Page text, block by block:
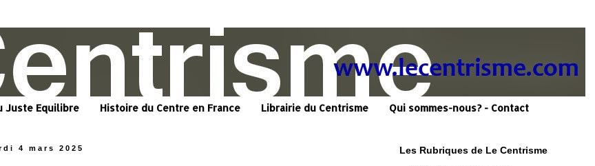
Juste Equilibre Histoire du Centre en France Librairie du Centrisme Qui sommes-nous? - Contact
4 mars 2025 Les Rubriques de Le Centrisme